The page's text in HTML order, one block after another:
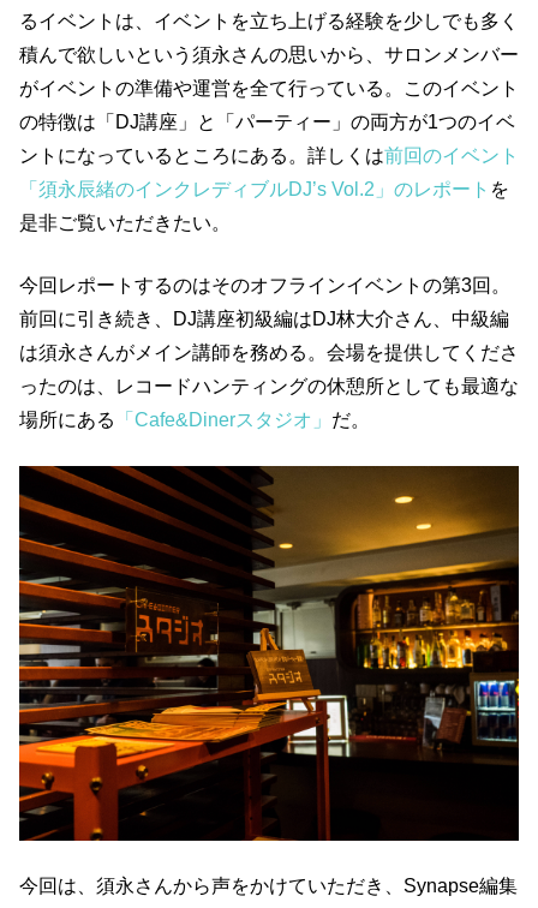
るイベントは、イベントを立ち上げる経験を少しでも多く
積んで欲しいという須永さんの思いから、サロンメンバー
がイベントの準備や運営を全て行っている。このイベント
の特徴は「DJ講座」と「パーティー」の両方が1つのイベ
ントになっているところにある。詳しくは前回のイベント
「須永辰緒のインクレディブルDJ’s Vol.2」のレポート を
是非ご覧いただきたい。
今回レポートするのはそのオフラインイベントの第3回。
前回に引き続き、DJ講座初級編はDJ林大介さん、中級編
は須永さんがメイン講師を務める。会場を提供してくださ
ったのは、レコードハンティングの休憩所としても最適な
場所にある
「Cafe&Dinerスタジオ」 だ。
今回は、須永さんから声をかけていただき、 Synapse編集